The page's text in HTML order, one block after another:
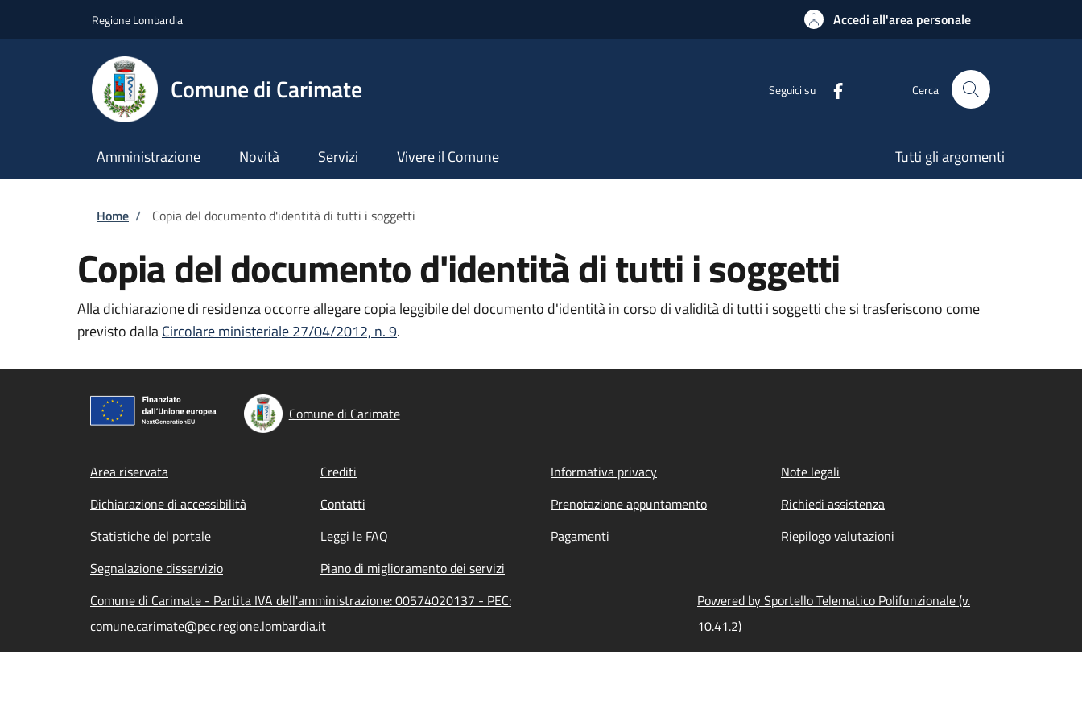
Regione Lombardia Accedi all'area personale
Comune di Carimate Seguici su Cerca
Amministrazione Novità Servizi Vivere il Comune Tutti gli argomenti
Briciole di pane
Home / Copia del documento d'identità di tutti i soggetti
Copia del documento d'identità di tutti i soggetti
Alla dichiarazione di residenza occorre allegare copia leggibile del documento d'identità in corso di validità di tutti i soggetti che si trasferiscono come
previsto dallaCircolare ministeriale 27/04/2012, n. 9.
Comune di Carimate
Footer menu
Area riservata Crediti Informativa privacy
Note legali
Dichiarazione di accessibilità
Contatti Prenotazione appuntamento
Richiedi assistenza
Statistiche del portale
Leggi le FAQ Pagamenti
Riepilogo valutazioni
Segnalazione disservizio
Piano di miglioramento dei servizi
Comune di Carimate - Partita IVA dell'amministrazione: 00574020137 - PEC:
comune.carimate@pec.regione.lombardia.it
Powered by Sportello Telematico Polifunzionale (v.
10.41.2)